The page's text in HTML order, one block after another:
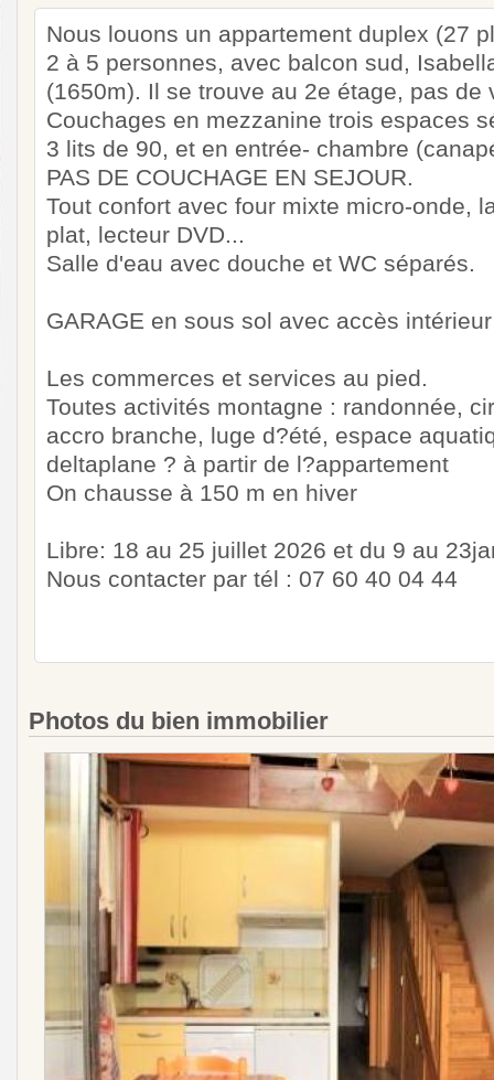
Nous louons un appartement duplex (27
2 à 5 personnes, avec balcon sud,
(1650m). Il se trouve au 2e étage, pas de
Couchages en mezzanine trois espaces
3 lits de 90, et en entrée- chambre
PAS DE COUCHAGE EN SEJOUR.
Tout confort avec four mixte micro-onde,
plat, lecteur DVD...
Salle d'eau avec douche et WC séparés.
GARAGE en sous sol avec accès
Les commerces et services au pied.
Toutes activités montagne : randonnée,
accro branche, luge d?été, espace
deltaplane ? à partir de l?appartement
On chausse à 150 m en hiver
Libre: 18 au 25 juillet 2026 et du 9 au
Nous contacter par tél : 07 60 40 04 44
Photos du bien immobilier